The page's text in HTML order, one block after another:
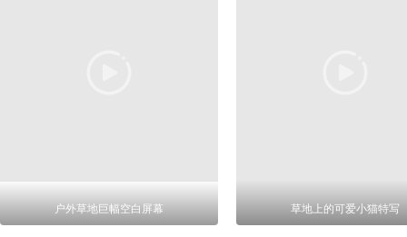
户外草地巨幅空白屏幕 草地上的可爱小猫特写